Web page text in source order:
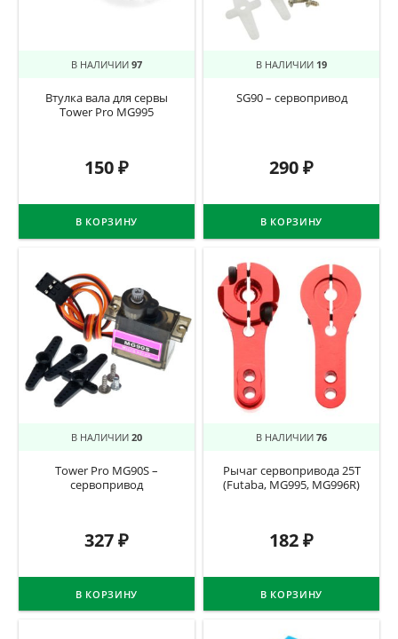
В НАЛИЧИИ 97
Втулка вала для сервы
Tower Pro MG995
150₽
В КОРЗИНУ
В НАЛИЧИИ 19
SG90 – сервопривод
290₽
В КОРЗИНУ
В НАЛИЧИИ 20
Tower Pro MG90S –
сервопривод
327₽
В КОРЗИНУ
В НАЛИЧИИ 76
Рычаг сервопривода 25T
(Futaba, MG995, MG996R)
182₽
В КОРЗИНУ